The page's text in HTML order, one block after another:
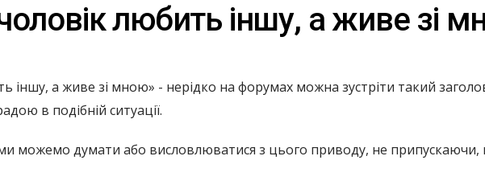
любить іншу, а живе зі
іншу, а живе зі мною» - нерідко на форумах можна зустріти такий
в подібній ситуації.
ми можемо думати або висловлюватися з цього приводу, не